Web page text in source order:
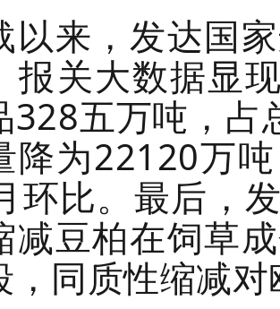
以来，发达国
报关大数据显
328五万吨，占
降为22120万
环比。最后，
减豆柏在饲草
，同质性缩减